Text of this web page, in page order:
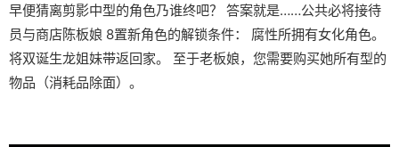
早便猜离剪影中型的角色乃谁终吧？ 答案就是……公共必将接待
员与商店陈板娘 8置新角色的解锁条件： 腐性所拥有女化角色。
将双诞生龙姐妹带返回家。 至于老板娘，您需要购买她所有型的
物品（消耗品除面）。